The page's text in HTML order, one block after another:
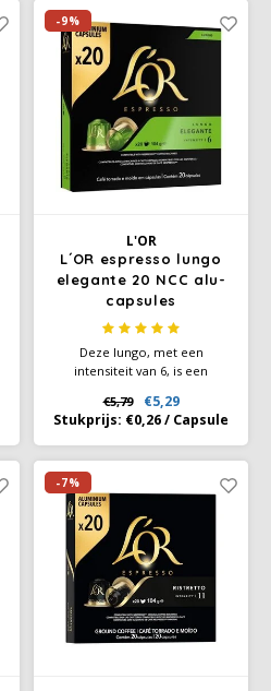
-9%
L'OR
L´OR espresso lungo
elegante 20 NCC alu-
capsules
Deze lungo, met een
intensiteit van 6, is een
100% Arabica bonen,
gekenmerkt door fruitige en
bloemige tonen met hints van
citrus en zwarte bes.
€5,79
€5,29
Stukprijs: €0,26/ Capsule
-7%